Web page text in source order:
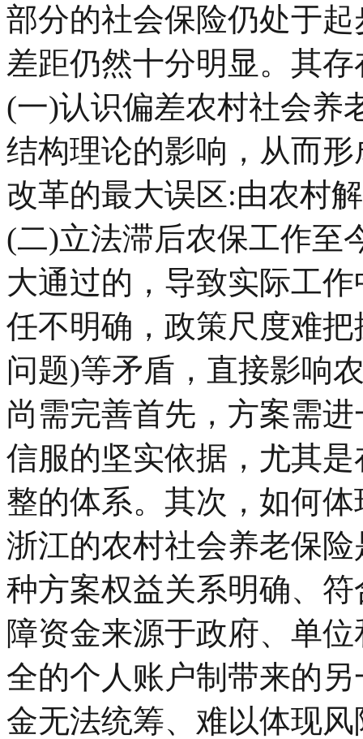
部分的社会保险仍处于
差距仍然十分明显。其
(一)认识偏差农村社会养
结构理论的影响，从而
改革的最大误区:由农村
(二)立法滞后农保工作至
大通过的，导致实际工
任不明确，政策尺度难
问题)等矛盾，直接影响
尚需完善首先，方案需
信服的坚实依据，尤其
整的体系。其次，如何
浙江的农村社会养老保
种方案权益关系明确、
障资金来源于政府、单
全的个人账户制带来的
金无法统筹、难以体现